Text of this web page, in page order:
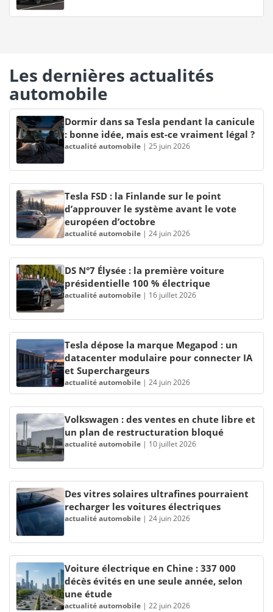
Les dernières actualités
automobile
Dormir dans sa Tesla pendant la canicule
: bonne idée, mais est-ce vraiment légal ?
actualité automobile | 25 juin 2026
Tesla FSD : la Finlande sur le point
d’approuver le système avant le vote
européen d’octobre
actualité automobile | 24 juin 2026
DS N°7 Élysée : la première voiture
présidentielle 100 % électrique
actualité automobile | 16 juillet 2026
Tesla dépose la marque Megapod : un
datacenter modulaire pour connecter IA
et Superchargeurs
actualité automobile | 24 juin 2026
Volkswagen : des ventes en chute libre et
un plan de restructuration bloqué
actualité automobile | 10 juillet 2026
Des vitres solaires ultrafines pourraient
recharger les voitures électriques
actualité automobile | 24 juin 2026
Voiture électrique en Chine : 337 000
décès évités en une seule année, selon
une étude
actualité automobile | 22 juin 2026